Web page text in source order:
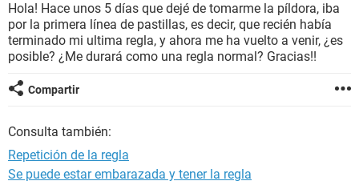
BIENESTAR
SEXUALIDAD
GLOSARIO
Hola! Hace unos 5 días que dejé de tomarme la píldora, iba
por la primera línea de pastillas, es decir, que recién había
terminado mi ultima regla, y ahora me ha vuelto a venir, ¿es
posible? ¿Me durará como una regla normal? Gracias!!
Compartir
Consulta también:
Repetición de la regla
Se puede estar embarazada y tener la regla